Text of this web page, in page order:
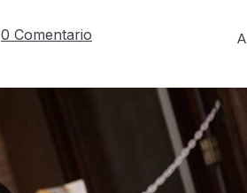
0 Comentario A